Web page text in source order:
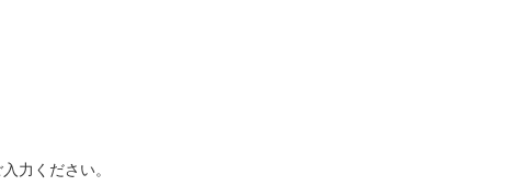
力ください。